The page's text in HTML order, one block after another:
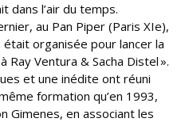
dans l’air du temps.
au Pan Piper (Paris XIe),
organisée pour lancer la
Ray Ventura & Sacha Distel ».
et une inédite ont réuni
formation qu’en 1993,
Gimenes, en associant les